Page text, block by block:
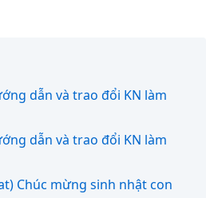
dẫn và trao đổi KN làm
dẫn và trao đổi KN làm
Chúc mừng sinh nhật con